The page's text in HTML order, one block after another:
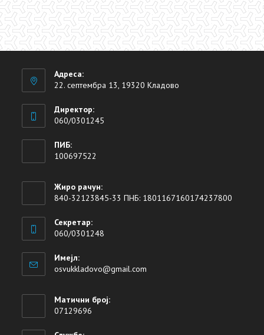
Адреса:
22. септембра 13, 19320 Кладово
Директор:
060/0301245
ПИБ:
100697522
Жиро рачун:
840-32123845-33 ПНБ: 1801167160174237800
Секретар:
060/0301248
Имејл:
osvukkladovo@gmail.com
Матични број:
07129696